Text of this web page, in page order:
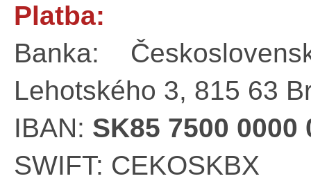
Platba:
Banka:
Lehotského 3, 815 63
IBAN: SK85 7500 0000
SWIFT: CEKOSKBX